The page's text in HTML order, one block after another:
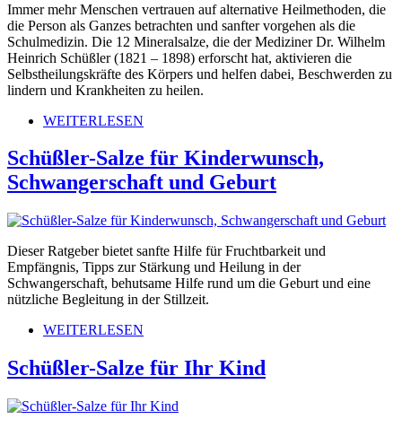
Immer mehr Menschen vertrauen auf alternative Heilmethoden, die
die Person als Ganzes betrachten und sanfter vorgehen als die
Schulmedizin. Die 12 Mineralsalze, die der Mediziner Dr. Wilhelm
Heinrich Schüßler (1821 – 1898) erforscht hat, aktivieren die
Selbstheilungskräfte des Körpers und helfen dabei, Beschwerden zu
lindern und Krankheiten zu heilen.
WEITERLESEN
Schüßler-Salze für Kinderwunsch,
Schwangerschaft und Geburt
Dieser Ratgeber bietet sanfte Hilfe für Fruchtbarkeit und
Empfängnis, Tipps zur Stärkung und Heilung in der
Schwangerschaft, behutsame Hilfe rund um die Geburt und eine
nützliche Begleitung in der Stillzeit.
WEITERLESEN
Schüßler-Salze für Ihr Kind